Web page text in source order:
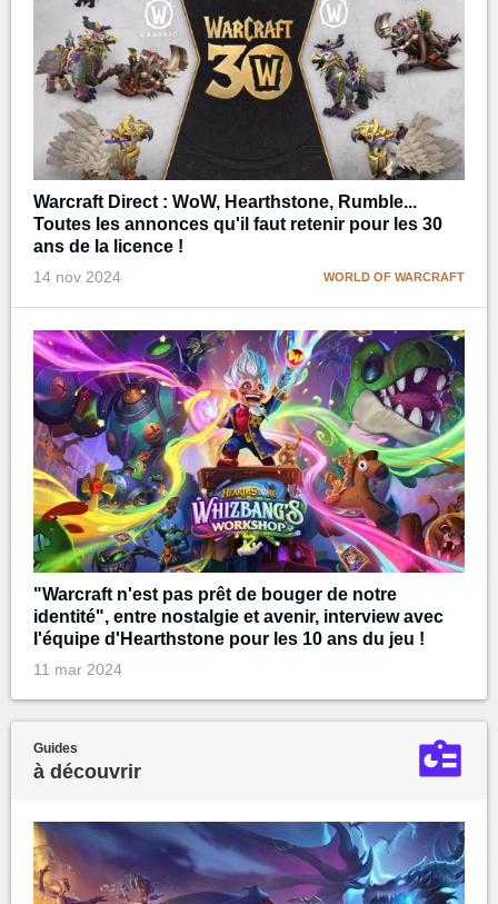
Warcraft Direct : WoW, Hearthstone, Rumble...
Toutes les annonces qu'il faut retenir pour les 30
ans de la licence !
14 nov 2024 WORLD OF WARCRAFT
"Warcraft n'est pas prêt de bouger de notre
identité", entre nostalgie et avenir, interview avec
l'équipe d'Hearthstone pour les 10 ans du jeu !
11 mar 2024
Guides
à découvrir